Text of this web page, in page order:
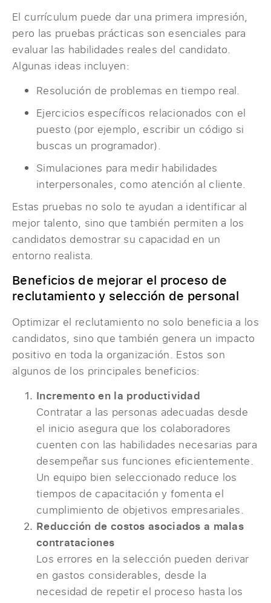
El currículum puede dar una primera impresión,
pero las pruebas prácticas son esenciales para
evaluar las habilidades reales del candidato.
Algunas ideas incluyen:
Resolución de problemas en tiempo real.
Ejercicios específicos relacionados con el
puesto (por ejemplo, escribir un código si
buscas un programador).
Simulaciones para medir habilidades
interpersonales, como atención al cliente.
Estas pruebas no solo te ayudan a identificar al
mejor talento, sino que también permiten a los
candidatos demostrar su capacidad en un
entorno realista.
Beneficios de mejorar el proceso de
reclutamiento y selección de personal
Optimizar el reclutamiento no solo beneficia a los
candidatos, sino que también genera un impacto
positivo en toda la organización. Estos son
algunos de los principales beneficios:
Incremento en la productividad
Contratar a las personas adecuadas desde
el inicio asegura que los colaboradores
cuenten con las habilidades necesarias para
desempeñar sus funciones eficientemente.
Un equipo bien seleccionado reduce los
tiempos de capacitación y fomenta el
cumplimiento de objetivos empresariales.
Reducción de costos asociados a malas
contrataciones
Los errores en la selección pueden derivar
en gastos considerables, desde la
necesidad de repetir el proceso hasta los